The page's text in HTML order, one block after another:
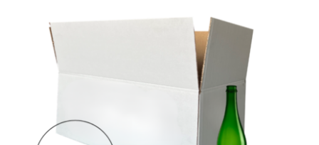
AJOUTER AU PANIER